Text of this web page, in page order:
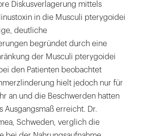
Diskusverlagerung mittels
in die Musculi pterygoidei
deutliche
begründet durch eine
der Musculi pterygoidei
den Patienten beobachtet
hielt jedoch nur für
an und die Beschwerden hatten
Ausgangsmaß erreicht. Dr.
Schweden, verglich die